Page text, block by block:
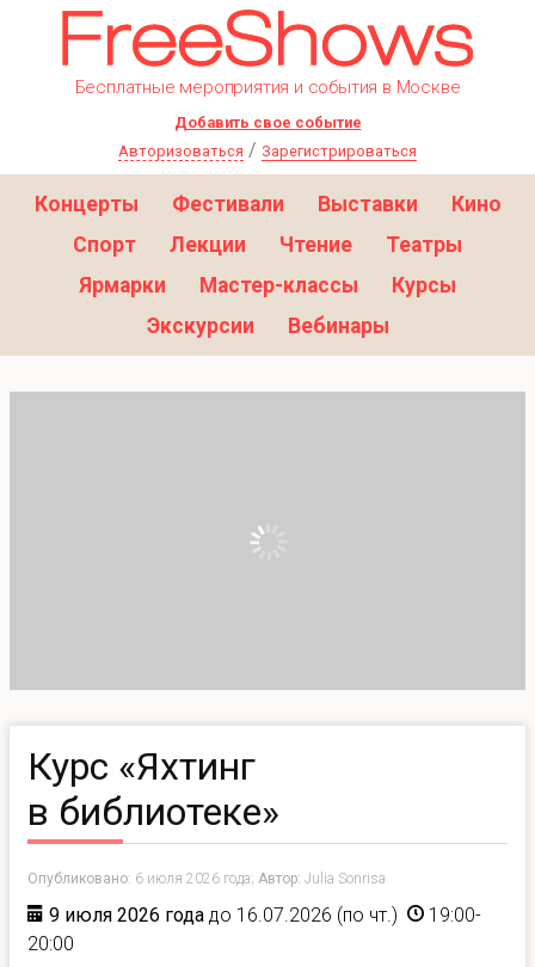
Бесплатные мероприятия и события в Москве
Добавить свое событие
Авторизоваться / Зарегистрироваться
Концерты Фестивали Выставки
Кино
Спорт
Лекции Чтение
Театры
Ярмарки
Мастер-классы
Курсы
Экскурсии
Вебинары
Курс «Яхтинг
в библиотеке»
Опубликовано: 6 июля 2026 года; Автор: Julia Sonrisa
9 июля 2026 года до 16.07.2026 (по чт.)
19:00-
20:00